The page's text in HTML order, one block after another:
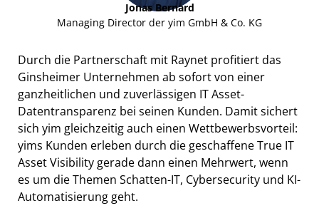
Jonas Bernard
Managing Director der yim GmbH & Co. KG
Durch die Partnerschaft mit Raynet profitiert das
Ginsheimer Unternehmen ab sofort von einer
ganzheitlichen und zuverlässigen IT Asset-
Datentransparenz bei seinen Kunden. Damit sichert
sich yim gleichzeitig auch einen Wettbewerbsvorteil:
yims Kunden erleben durch die geschaffene True IT
Asset Visibility gerade dann einen Mehrwert, wenn
es um die Themen Schatten-IT, Cybersecurity und KI-
Automatisierung geht.